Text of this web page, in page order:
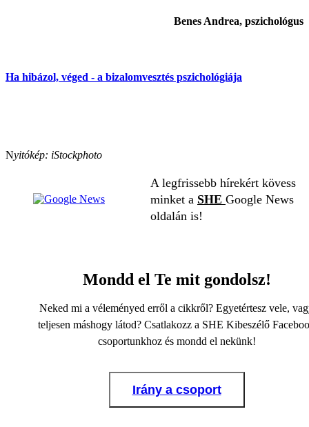
Benes Andrea, pszichológus
Ha hibázol, véged - a bizalomvesztés pszichológiája
Nyitókép: iStockphoto
A legfrissebb hírekért kövess
minket a SHE Google News
oldalán is!
Mondd el Te mit gondolsz!
Neked mi a véleményed erről a cikkről? Egyetértesz vele,
teljesen máshogy látod? Csatlakozz a SHE Kibeszélő
csoportunkhoz és mondd el nekünk!
Irány a csoport